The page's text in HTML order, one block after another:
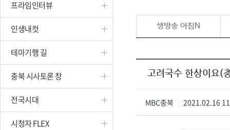
보은
옥천
시청자 FLEX
특집프로그램
종영프로그램
프라임인터뷰
인생내컷
테마기행 길
충북 시사토론 창
전국시대
시청자 FLEX
생방송 아침N
고려국수 한상이요(
MBC충북 2021.02.16